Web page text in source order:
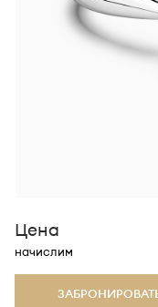
Цена
начислим